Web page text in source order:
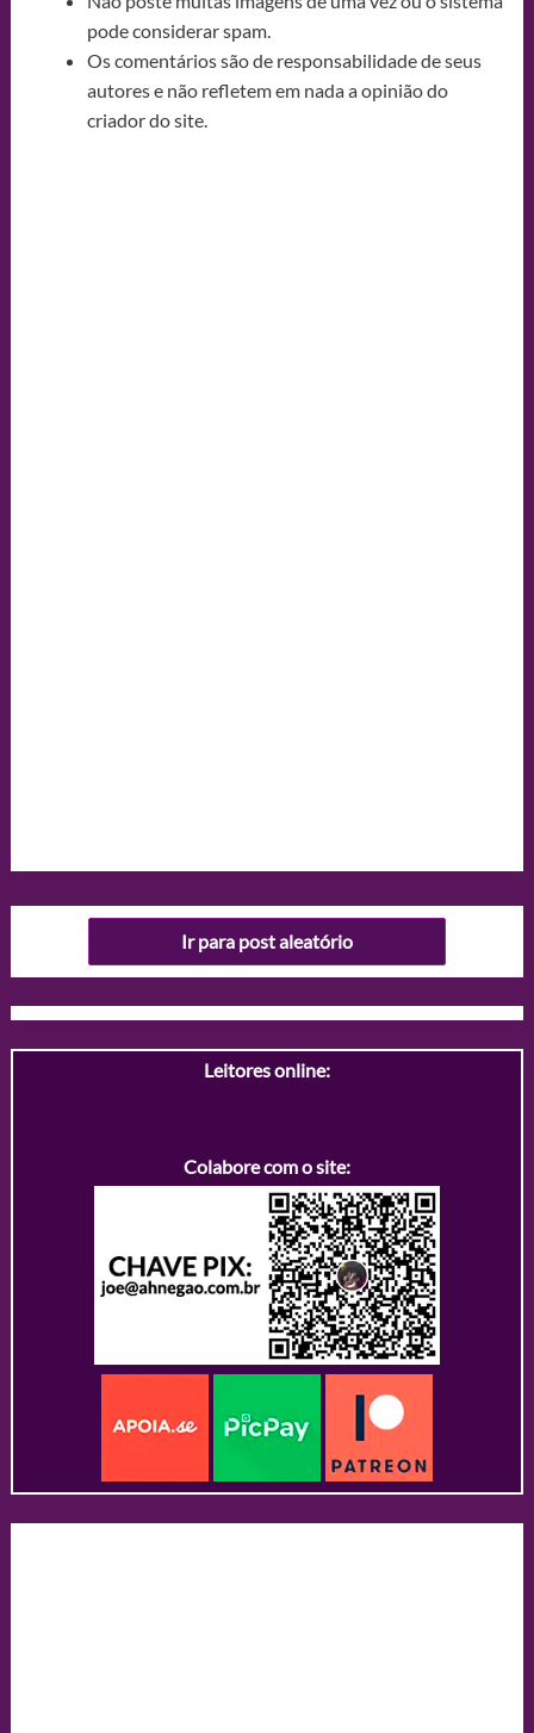
pode considerar spam.
Os comentários são de responsabilidade de seus
autores e não refletem em nada a opinião do
criador do site.
Ir para post aleatório
Leitores online:
Colabore com o site: